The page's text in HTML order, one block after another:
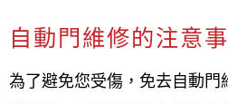
自動門維修的注意
為了避免您受傷，免去自動門